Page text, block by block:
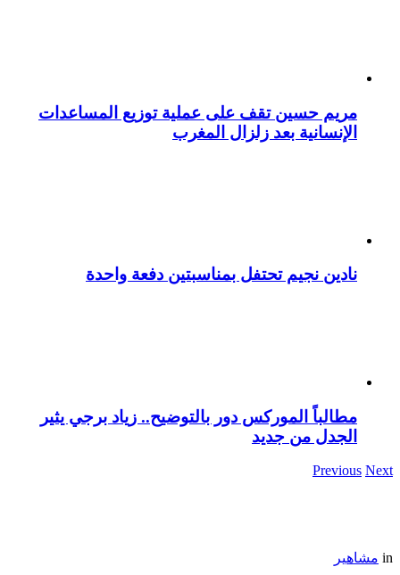
مريم حسين تقف على عملية توزيع المساعدات
الإنسانية بعد زلزال المغرب
نادين نجيم تحتفل بمناسبتين دفعة واحدة
مطالباً الموركس دور بالتوضيح.. زياد برجي يثير
الجدل من جديد
Previous Next
in مشاهير